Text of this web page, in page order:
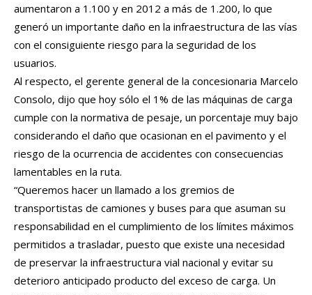
aumentaron a 1.100 y en 2012 a más de 1.200, lo que
generó un importante daño en la infraestructura de las vías
con el consiguiente riesgo para la seguridad de los
usuarios.
Al respecto, el gerente general de la concesionaria Marcelo
Consolo, dijo que hoy sólo el 1% de las máquinas de carga
cumple con la normativa de pesaje, un porcentaje muy bajo
considerando el daño que ocasionan en el pavimento y el
riesgo de la ocurrencia de accidentes con consecuencias
lamentables en la ruta.
“Queremos hacer un llamado a los gremios de
transportistas de camiones y buses para que asuman su
responsabilidad en el cumplimiento de los límites máximos
permitidos a trasladar, puesto que existe una necesidad
de preservar la infraestructura vial nacional y evitar su
deterioro anticipado producto del exceso de carga. Un